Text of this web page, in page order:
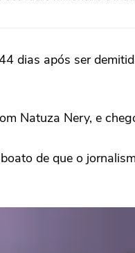
dias após ser
Natuza Nery, e
de que o